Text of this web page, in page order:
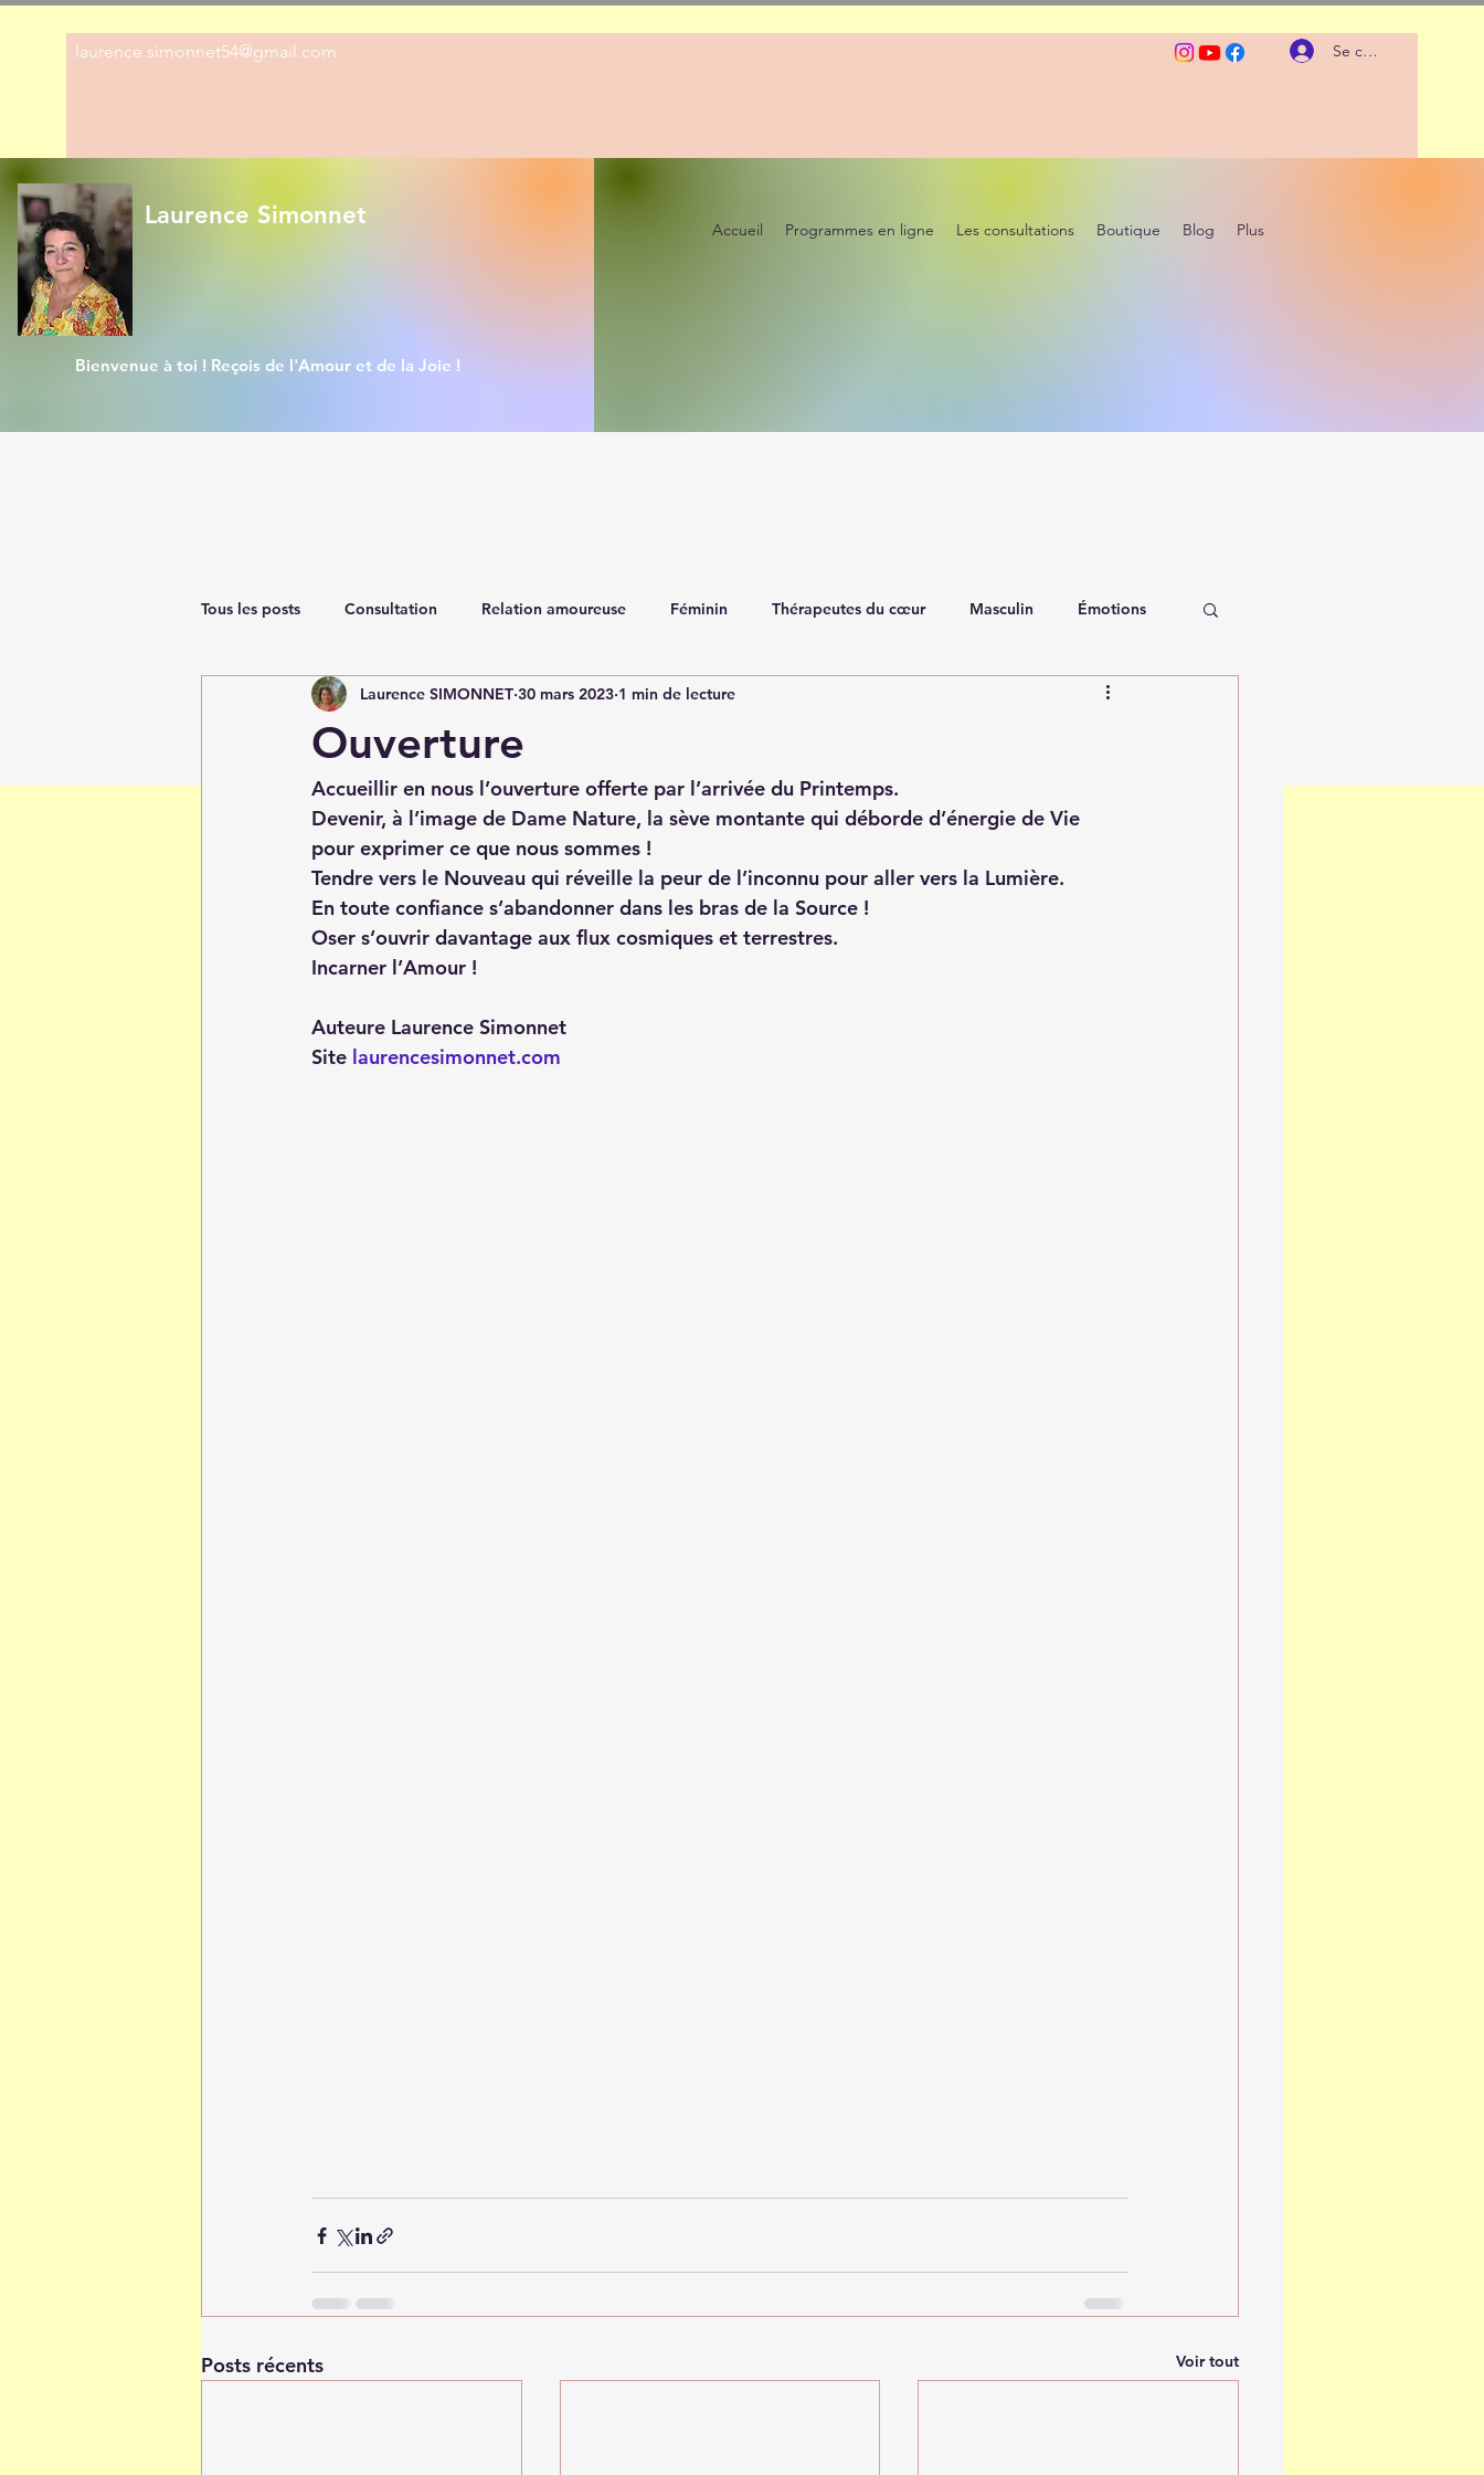
laurence.simonnet54@gmail.com Se connecter
Laurence Simonnet
Bienvenue à toi ! Reçois de l'Amour et de la Joie !
Accueil Programmes en ligne Les consultations Boutique Blog Plus
Tous les posts Consultation Relation amoureuse Féminin Thérapeutes du cœur Masculin Émotions
Renaissance
Ouverture
Laurence SIMONNET 30 mars 2023 1 min de lecture
Accueillir en nous l’ouverture offerte par l’arrivée du Printemps.
Devenir, à l’image de Dame Nature, la sève montante qui déborde d’énergie de Vie
pour exprimer ce que nous sommes !
Tendre vers le Nouveau qui réveille la peur de l’inconnu pour aller vers la Lumière.
En toute confiance s’abandonner dans les bras de la Source !
Oser s’ouvrir davantage aux flux cosmiques et terrestres.
Incarner l’Amour !
Auteure Laurence Simonnet
Site laurencesimonnet.com
Posts récents Voir tout